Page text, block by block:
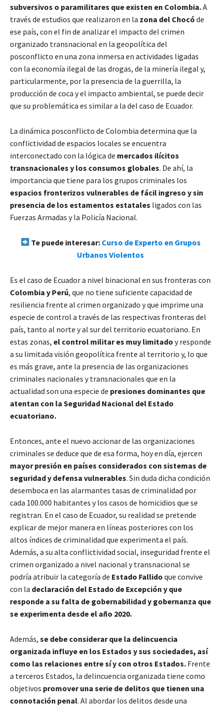
subversivos o paramilitares que existen en Colombia.A
través de estudios que realizaron en la zona del Chocó de
ese país, con el fin de analizar el impacto del crimen
organizado transnacional en la geopolítica del
posconflicto en una zona inmersa en actividades ligadas
con la economía ilegal de las drogas, de la minería ilegal y,
particularmente, por la presencia de la guerrilla, la
producción de coca y el impacto ambiental, se puede decir
que su problemática es similar a la del caso de Ecuador.
La dinámica posconflicto de Colombia determina que la
conflictividad de espacios locales se encuentra
interconectado con la lógica de mercados ilícitos
transnacionales y los consumos globales. De ahí, la
importancia que tiene para los grupos criminales los
espacios fronterizos vulnerables de fácil ingreso y sin
presencia de los estamentos estatales ligados con las
Fuerzas Armadas y la Policía Nacional.
Te puede interesar: Curso de Experto en Grupos
Urbanos Violentos
Es el caso de Ecuador a nivel binacional en sus fronteras con
Colombia y Perú, que no tiene suficiente capacidad de
resiliencia frente al crimen organizado y que imprime una
especie de control a través de las respectivas fronteras del
país, tanto al norte y al sur del territorio ecuatoriano. En
estas zonas, el control militar es muy limitado y responde
a su limitada visión geopolítica frente al territorio y, lo que
es más grave, ante la presencia de las organizaciones
criminales nacionales y transnacionales que en la
actualidad son una especie de presiones dominantes que
atentan con la Seguridad Nacional del Estado
ecuatoriano.
Entonces, ante el nuevo accionar de las organizaciones
criminales se deduce que de esa forma, hoy en día, ejercen
mayor presión en países considerados con sistemas de
seguridad y defensa vulnerables. Sin duda dicha condición
desemboca en las alarmantes tasas de criminalidad por
cada 100.000 habitantes y los casos de homicidios que se
registran. En el caso de Ecuador, su realidad se pretende
explicar de mejor manera en líneas posteriores con los
altos índices de criminalidad que experimenta el país.
Además, a su alta conflictividad social, inseguridad frente el
crimen organizado a nivel nacional y transnacional se
podría atribuir la categoría de Estado Fallido que convive
con la declaración del Estado de Excepción y que
responde a su falta de gobernabilidad y gobernanza que
se experimenta desde el año 2020.
Además, se debe considerar que la delincuencia
organizada influye en los Estados y sus sociedades, así
como las relaciones entre sí y con otros Estados. Frente
a terceros Estados, la delincuencia organizada tiene como
objetivos promover una serie de delitos que tienen una
connotación penal. Al abordar los delitos desde una